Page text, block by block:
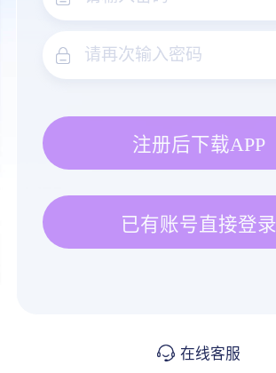
注册后下载APP
已有账号直接登录
在线客服